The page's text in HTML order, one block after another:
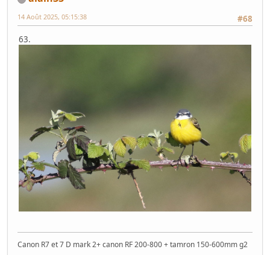
#68
14 Août 2025, 05:15:38
63.
Canon R7 et 7 D mark 2+ canon RF 200-800 + tamron 150-600mm g2